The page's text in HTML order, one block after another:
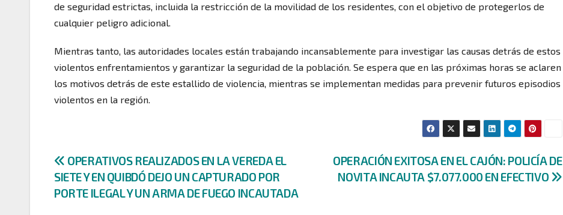
de seguridad estrictas, incluida la restricción de la movilidad de los residentes, con el objetivo de protegerlos de
cualquier peligro adicional.
Mientras tanto, las autoridades locales están trabajando incansablemente para investigar las causas detrás de estos
violentos enfrentamientos y garantizar la seguridad de la población. Se espera que en las próximas horas se aclaren
los motivos detrás de este estallido de violencia, mientras se implementan medidas para prevenir futuros episodios
violentos en la región.
Navegación
de
OPERACIÓN EXITOSA EN EL CAJÓN: POLICÍA DE
NOVITA INCAUTA $7.077.000 EN EFECTIVO
OPERATIVOS REALIZADOS EN LA VEREDA EL
SIETE Y EN QUIBDÓ DEJO UN CAPTURADO POR
PORTE ILEGAL Y UN ARMA DE FUEGO INCAUTADA